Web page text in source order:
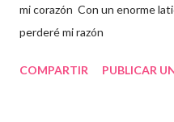
mi corazón Con un enorme
perderé mi razón
COMPARTIR PUBLICAR